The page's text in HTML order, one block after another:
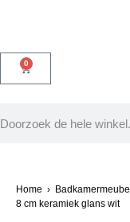
0
Home ›
8 cm keramiek glans wit